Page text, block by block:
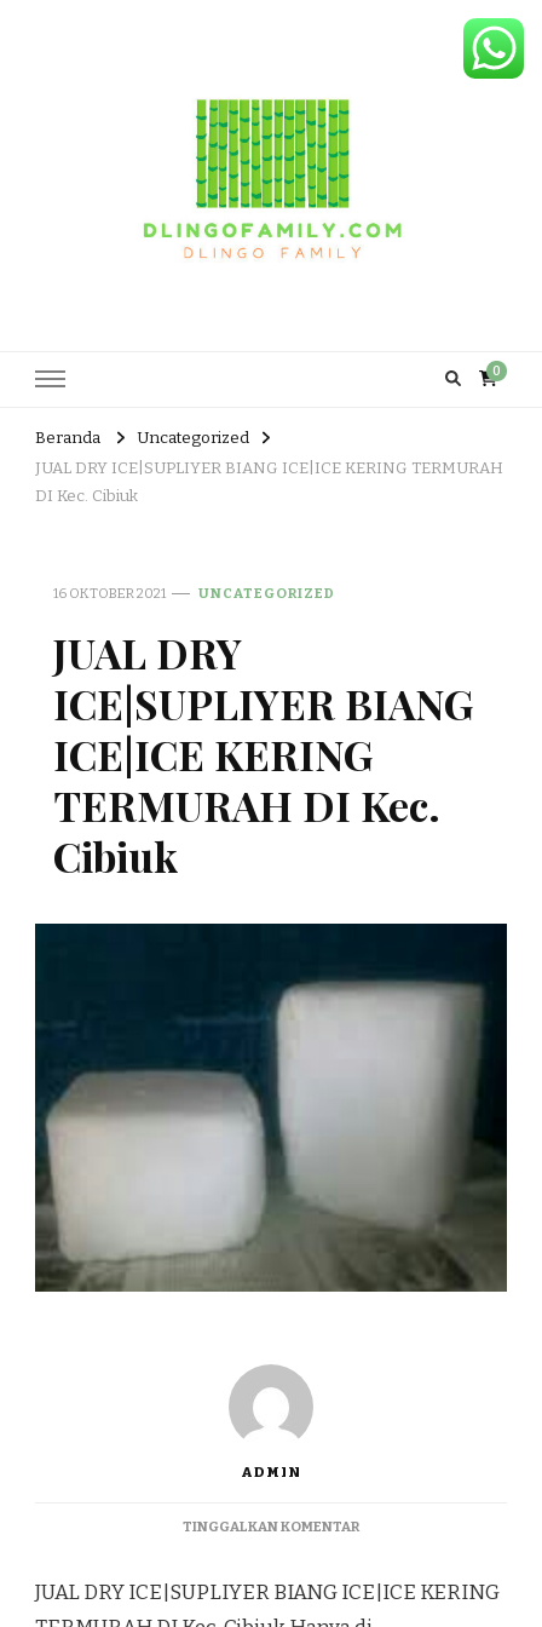
0
Beranda
Uncategorized
JUAL DRY ICE|SUPLIYER BIANG ICE|ICE KERING TERMURAH
DI Kec. Cibiuk
16 OKTOBER 2021 UNCATEGORIZED
JUAL DRY
ICE|SUPLIYER BIANG
ICE|ICE KERING
TERMURAH DI Kec.
Cibiuk
ADMIN
TINGGALKAN KOMENTARPADA
ICE|SUPLIYER
BIANG
JUAL DRY ICE|SUPLIYER BIANG ICE|ICE KERING